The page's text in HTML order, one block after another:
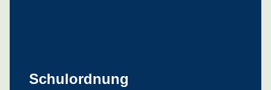
Schulordnung